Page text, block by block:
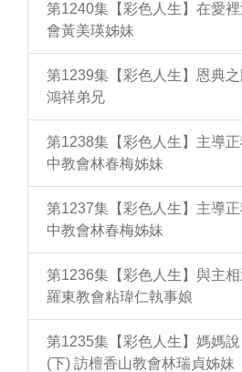
第1240集【彩色人生】在愛
會黃美瑛姊妹
第1239集【彩色人生】恩典
鴻祥弟兄
第1238集【彩色人生】主導
中教會林春梅姊妹
第1237集【彩色人生】主導
中教會林春梅姊妹
第1236集【彩色人生】與主
羅東教會粘瑋仁執事娘
第1235集【彩色人生】媽媽
(下) 訪檀香山教會林瑞貞姊妹